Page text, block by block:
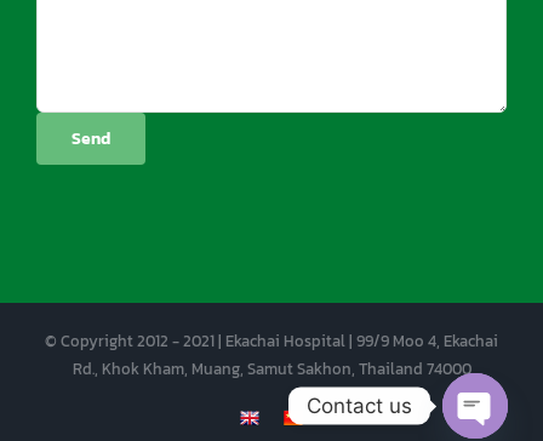
© Copyright 2012 - 2021 | Ekachai Hospital | 99/9 Moo 4, Ekachai
Rd., Khok Kham, Muang, Samut Sakhon, Thailand 74000
EN CNContact us